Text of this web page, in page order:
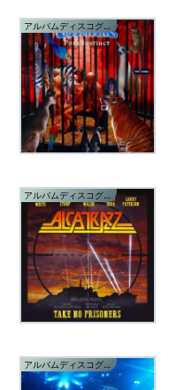
アルバムディスコグラフィ
アルバムディスコグラフィ
アルバムディスコグラフィ